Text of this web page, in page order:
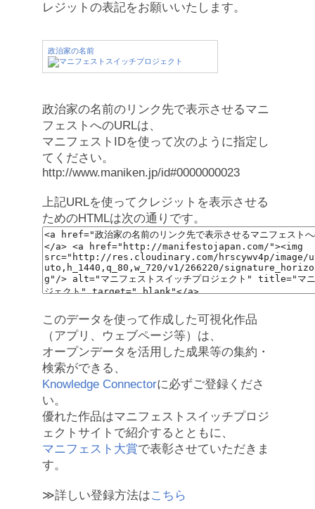
レジットの表記をお願いいたします。
政治家の名前
政治家の名前のリンク先で表示させるマニ
フェストへのURLは、
マニフェストIDを使って次のように指定し
てください。
http://www.maniken.jp/id#0000000023
上記URLを使ってクレジットを表示させる
ためのHTMLは次の通りです。
このデータを使って作成した可視化作品
（アプリ、ウェブページ等）は、
オープンデータを活用した成果等の集約・
検索ができる、
Knowledge Connectorに必ずご登録くださ
い。
優れた作品はマニフェストスイッチプロジ
ェクトサイトで紹介するとともに、
マニフェスト大賞で表彰させていただきま
す。
≫詳しい登録方法はこちら